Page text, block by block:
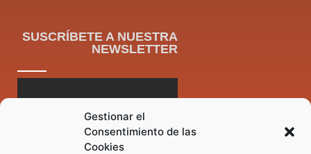
Gestionar el
Consentimiento de las
Cookies
SUSCRÍBETE A NUESTRA
NEWSLETTER